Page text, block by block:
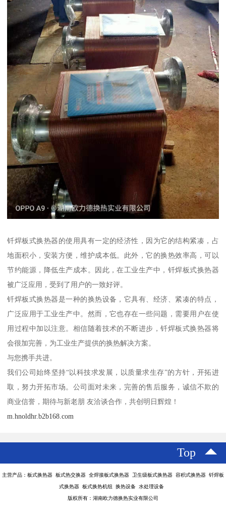
钎焊板式换热器的使用具有一定的经济性，因为它的结构紧凑，占
地面积小，安装方便，维护成本低。此外，它的换热效率高，可以
节约能源，降低生产成本。因此，在工业生产中，钎焊板式换热器
被广泛应用，受到了用户的一致好评。
钎焊板式换热器是一种的换热设备，它具有、经济、紧凑的特点，
广泛应用于工业生产中。然而，它也存在一些问题，需要用户在使
用过程中加以注意。相信随着技术的不断进步，钎焊板式换热器将
会很加完善，为工业生产提供的换热解决方案。
与您携手共进。
我们公司始终坚持“以科技求发展，以质量求生存”的方针，开拓进
取，努力开拓市场。公司面对未来，完善的售后服务，诚信不欺的
商业信誉，期待与新老朋 友洽谈合作，共创明日辉煌！
m.hnoldhr.b2b168.com
Top
主营产品：板式换热器 板式热交换器 全焊接板式换热器 卫生级板式换热器 容积式换热器 钎焊板
式换热器 板式换热机组 换热设备 水处理设备
版权所有：湖南欧力德换热实业有限公司